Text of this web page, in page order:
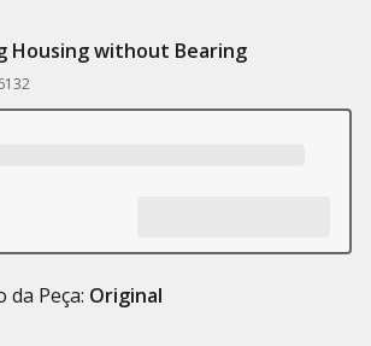
Housing without Bearing
da Peça: Original